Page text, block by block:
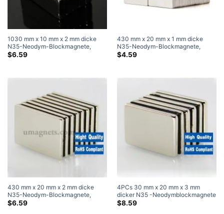
1030 mm x 10 mm x 2 mm dicke
N35-Neodym-Blockmagnete,
superstarke Magnete
$6.59
430 mm x 20 mm x 1 mm dicke
N35-Neodym-Blockmagnete,
superstarke Magnete
$4.59
430 mm x 20 mm x 2 mm dicke
N35-Neodym-Blockmagnete,
superstarke Magnete
$6.59
4PCs 30 mm x 20 mm x 3 mm
dicker N35 -Neodymblockmagnete
Super starke Magnete
$8.59